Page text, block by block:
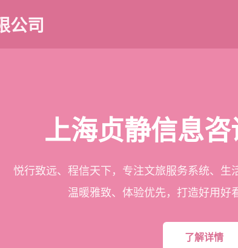
公司
上海贞静信息咨
悦行致远、程信天下，专注文旅服务系统、生
温暖雅致、体验优先，打造好用好
了解详情